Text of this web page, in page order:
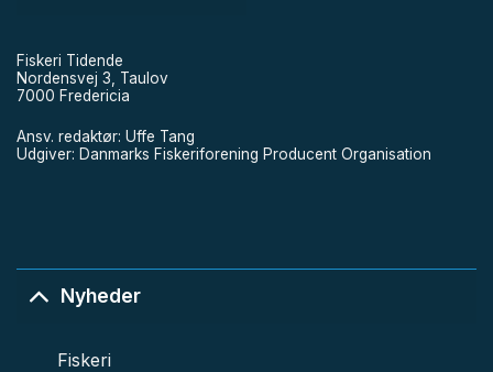
Fiskeri Tidende
Nordensvej 3, Taulov
7000 Fredericia
Ansv. redaktør: Uffe Tang
Udgiver: Danmarks Fiskeriforening Producent Organisation
Nyheder
Fiskeri